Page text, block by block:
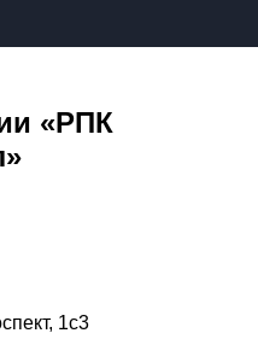
«РПК
1с3